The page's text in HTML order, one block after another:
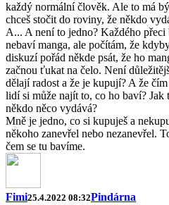
každý normální člověk. Ale to má
chceš stočit do roviny, že někdo
A... A není to jedno? Každého
nebaví manga, ale počítám, že
diskuzí pořád někde psát, že ho
začnou ťukat na čelo. Není
dělají radost a že je kupují? A že
lidí si může najít to, co ho baví? Jak
někdo něco vydává?
Mně je jedno, co si kupuješ a
někoho zanevřel nebo nezanevřel.
čem se tu bavíme.
Fimi25.4.2022 08:32Pindárna